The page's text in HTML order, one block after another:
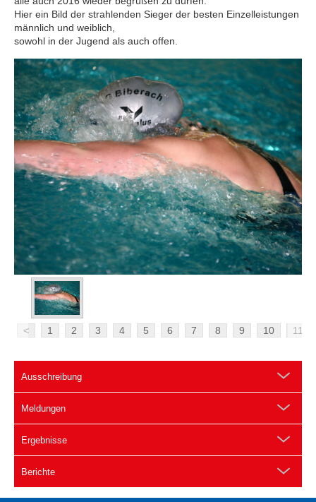
Hier ein Bild der strahlenden Sieger der besten Einzelleistungen
männlich und weiblich,
sowohl in der Jugend als auch offen.
< 1 2 3 4 5 6 7 8 9 10 11
Ausschreibung
Meldungen
Ergebnisse
Berichte